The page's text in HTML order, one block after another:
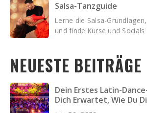
Salsa-Tanzguide
Lerne die Salsa-
und finde Kurse und
NEUESTE BEITRÄGE
Dein Erstes Latin-
Dich Erwartet, Wie Du
und Was Du Einpackst